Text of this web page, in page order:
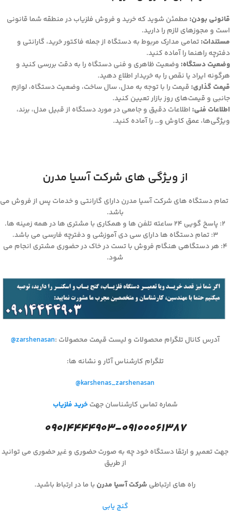
قانونی بودن: مطمئن شوید که خرید و فروش فلزیاب در منطقه شما قانونی
است و مجوزهای لازم را دارید.
مستندات:تمامی مدارک مربوط به دستگاه از جمله فاکتور خرید، گارانتی و
دفترچه راهنما را آماده کنید.
وضعیت دستگاه: وضعیت ظاهری و فنی دستگاه را به دقت بررسی کنید و
هرگونه ایراد یا نقص را به خریدار اطلاع دهید.
قیمت گذاری: قیمت را با توجه به مدل، سال ساخت، وضعیت دستگاه، لوازم
جانبی و قیمت‌های روز بازار تعیین کنید.
اطلاعات فنی: اطلاعات دقیق و جامعی در مورد دستگاه از قبیل مدل، برند،
ویژگی‌ها، عمق کاوش و… را آماده کنید.
از ویژگی های شرکت آسیا مدرن
تمام دستگاه های شرکت آسیا مدرن دارای گارانتی و خدمات پس از فروش می
باشد.
۲: پاسخ گویی ۲۴ ساعته تلفن ها و همکاری با مشتری ها در همه زمینه ها.
۳: تمام دستگاه ها دارای سی دی آموزشی و دفترچه فارسی می باشد.
۴: هر دستگاهی هنگام فروش با تست در خاک در حضوری مشتری انجام می
شود.
آدرس کانال تلگرام محصولات و لیست قیمت محصولات :
@zarshenasan
تلگرام کارشناس آثار و نشانه ها:
@karshenas_zarshenasan
شماره تماس کارشناسان جهتخرید فلزیاب
۰۹۰۱۴۴۴۴۹۰۳-۰۹۱۰۰۰۶۱۳۸۷
جهت تعمیر و ارتقا دستگاه خود چه به صورت حضوری و غیر حضوری می توانید
از طریق
راه های ارتباطی شرکت آسیا مدرنبا ما در ارتباط باشید.
گنج یابی